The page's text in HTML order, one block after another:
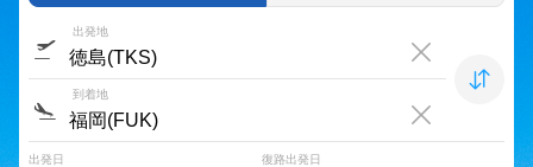
出発地
到着地
出発日 復路出発日